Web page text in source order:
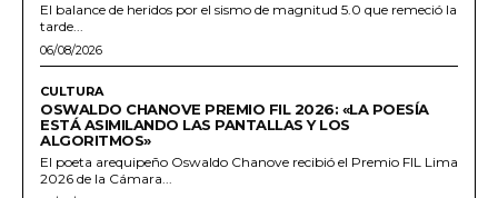
El balance de heridos por el sismo de magnitud 5.0 que remeció la
tarde...
06/08/2026
CULTURA
OSWALDO CHANOVE PREMIO FIL 2026: «LA POESÍA
ESTÁ ASIMILANDO LAS PANTALLAS Y LOS
ALGORITMOS»
El poeta arequipeño Oswaldo Chanove recibió el Premio FIL Lima
2026 de la Cámara...